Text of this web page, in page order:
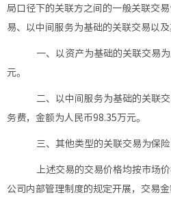
局口径下的关联方之间的一般关联交
易、以中间服务为基础的关联交易以及
一、以资产为基础的关联交易
元。
二、以中间服务为基础的关联
务费，金额为人民币98.35万元。
三、其他类型的关联交易为保
上述交易的交易价格均按市场
公司内部管理制度的规定开展，交易金